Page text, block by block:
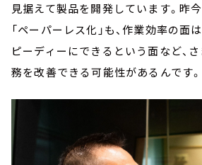
見据えて製品を開発しています。昨
「ペーパーレス化」も、作業効率の面
ピーディーにできるという面など、
務を改善できる可能性があるんです。